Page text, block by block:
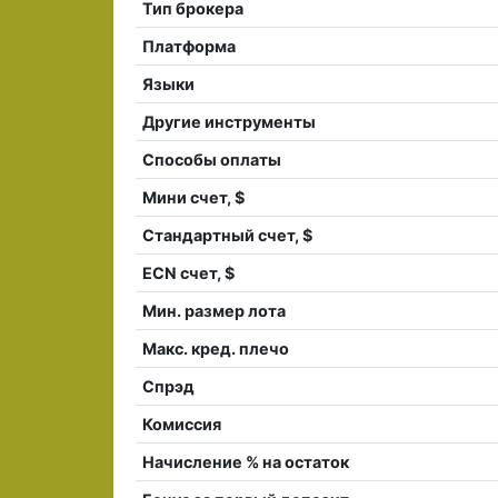
Тип брокера
Платформа
Языки
Другие инструменты
Способы оплаты
Мини счет, $
Стандартный счет, $
ECN счет, $
Мин. размер лота
Макс. кред. плечо
Спрэд
Комиссия
Начисление % на остаток